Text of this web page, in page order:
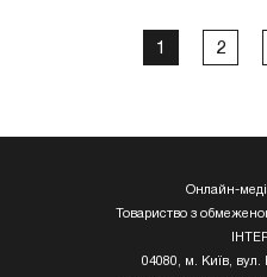
1 2
Онлайн-
Товариство з
04080, м. Київ, вул.